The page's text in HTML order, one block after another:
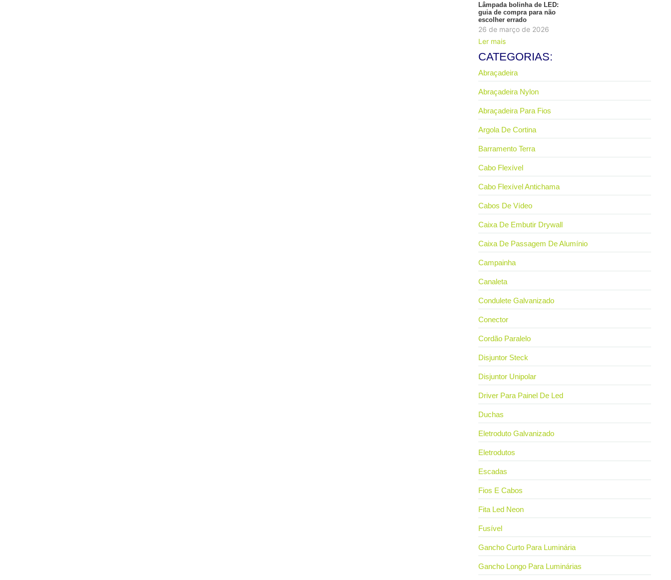
Lâmpada bolinha de LED:
guia de compra para não
escolher errado
26 de março de 2026
Ler mais
CATEGORIAS:
Abraçadeira
Abraçadeira Nylon
Abraçadeira Para Fios
Argola De Cortina
Barramento Terra
Cabo Flexível
Cabo Flexível Antichama
Cabos De Vídeo
Caixa De Embutir Drywall
Caixa De Passagem De Alumínio
Campainha
Canaleta
Condulete Galvanizado
Conector
Cordão Paralelo
Disjuntor Steck
Disjuntor Unipolar
Driver Para Painel De Led
Duchas
Eletroduto Galvanizado
Eletrodutos
Escadas
Fios E Cabos
Fita Led Neon
Fusível
Gancho Curto Para Luminária
Gancho Longo Para Luminárias